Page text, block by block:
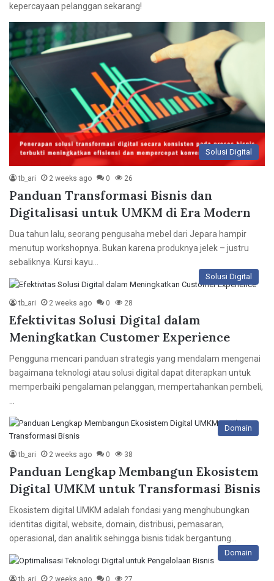
kepercayaan pelanggan sekarang!
Solusi Digital
tb_ari 2 weeks ago 0 26
Panduan Transformasi Bisnis dan
Digitalisasi untuk UMKM di Era Modern
Dua tahun lalu, seorang pengusaha mebel dari Jepara hampir
menutup workshopnya. Bukan karena produknya jelek – justru
sebaliknya. Kursi kayu…
Solusi Digital
tb_ari 2 weeks ago 0 28
Efektivitas Solusi Digital dalam
Meningkatkan Customer Experience
Pengguna mencari panduan strategis yang mendalam mengenai
bagaimana teknologi atau solusi digital dapat diterapkan untuk
memperbaiki pengalaman pelanggan, mempertahankan pembeli,
Domain
tb_ari 2 weeks ago 0 38
Panduan Lengkap Membangun Ekosistem
Digital UMKM untuk Transformasi Bisnis
Ekosistem digital UMKM adalah fondasi yang menghubungkan
identitas digital, website, domain, distribusi, pemasaran,
operasional, dan analitik sehingga bisnis tidak bergantung…
Domain
tb_ari 2 weeks ago 0 27